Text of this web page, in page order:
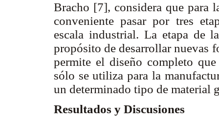
Bracho [7], considera que para
conveniente pasar por tres
escala industrial. La etapa de
propósito de desarrollar nuevas
permite el diseño completo
sólo se utiliza para la
un determinado tipo de material
Resultados y Discusiones